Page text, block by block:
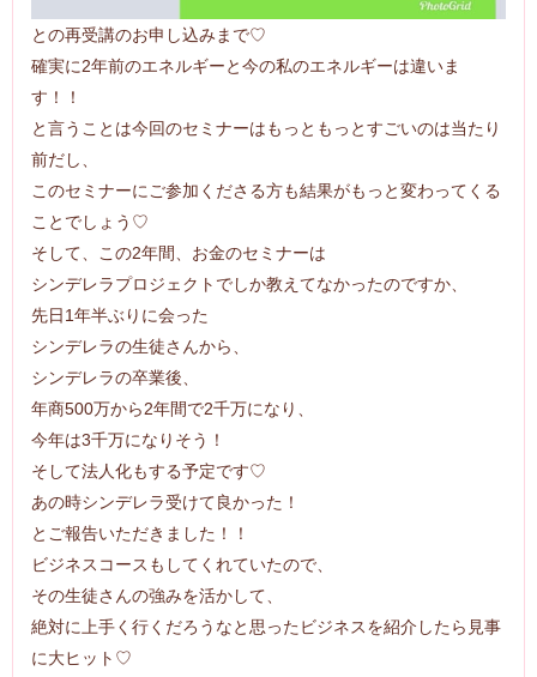
との再受講のお申し込みまで♡
確実に2年前のエネルギーと今の私のエネルギーは違いま
す！！
と言うことは今回のセミナーはもっともっとすごいのは当たり
前だし、
このセミナーにご参加くださる方も結果がもっと変わってくる
ことでしょう♡
そして、この2年間、お金のセミナーは
シンデレラプロジェクトでしか教えてなかったのですか、
先日1年半ぶりに会った
シンデレラの生徒さんから、
シンデレラの卒業後、
年商500万から2年間で2千万になり、
今年は3千万になりそう！
そして法人化もする予定です♡
あの時シンデレラ受けて良かった！
とご報告いただきました！！
ビジネスコースもしてくれていたので、
その生徒さんの強みを活かして、
絶対に上手く行くだろうなと思ったビジネスを紹介したら見事
に大ヒット♡